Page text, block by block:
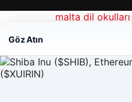
Göz Atın
malta dil okulları